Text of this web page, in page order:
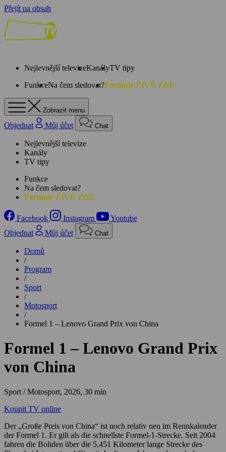
Přejít na obsah
Nejlevnější televizeKanályTV tipy
FunkceNa čem sledovat?Formule ŽIVĚ ZDE
Zobrazit menu
Objednat Můj účet Chat
Nejlevnější televize
Kanály
TV tipy
Funkce
Na čem sledovat?
Formule ŽIVĚ ZDE
Facebook Instagram
Youtube
Objednat
Můj účet Chat
Domů
/
Program
/
Sport
/
Motosport
/
Formel 1 – Lenovo Grand Prix von China
Formel 1 – Lenovo Grand Prix
von China
Sport / Motosport, 2026, 30 min
Koupit TV online
Der „Große Preis von China“ ist noch relativ neu im Rennkalender
der Formel 1. Er gilt als die schnellste Formel-1-Strecke. Seit 2004
fahren die Boliden über die 5,451 Kilometer lange Strecke des